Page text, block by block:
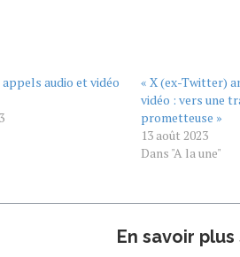
audio et vidéo
« X (ex-Twitter)
vidéo : vers une
prometteuse »
13 août 2023
Dans "A la une"
En savoir